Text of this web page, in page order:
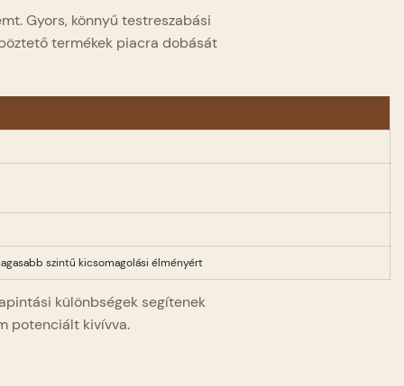
Gyors, könnyű testreszabási
termékek piacra dobását
szintű kicsomagolási élményért
különbségek segítenek
potenciált kivívva.